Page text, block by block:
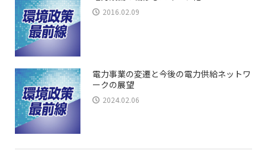
2016.02.09
電力事業の変遷と今後の電力供給ネットワ
ークの展望
2024.02.06